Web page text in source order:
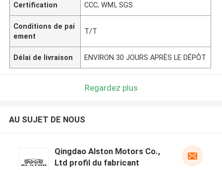
Certification CCC, WMI, SGS
Conditions de pai
ement
T/T
Délai de livraison ENVIRON 30 JOURS APRÈS LE DÉPÔT
Regardez plus
AU SUJET DE NOUS
Qingdao Alston Motors Co.,
Ltd profil du fabricant